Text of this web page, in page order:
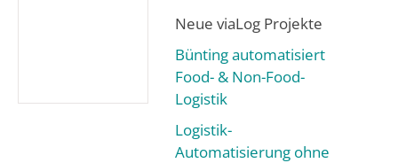
Neue viaLog Projekte
Bünting automatisiert
Food- & Non-Food-
Logistik
Logistik-
Automatisierung ohne